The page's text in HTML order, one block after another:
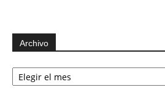
Archivo
Archivo